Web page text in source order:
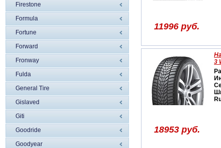
Firestone
Formula
Fortune
Forward
Fronway
Fulda
General Tire
Gislaved
Giti
Goodride
Goodyear
11996 руб.
3
18953 руб.